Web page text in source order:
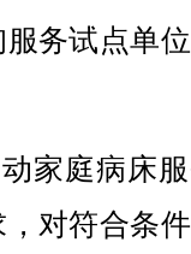
务试点单
庭病床服
对符合条